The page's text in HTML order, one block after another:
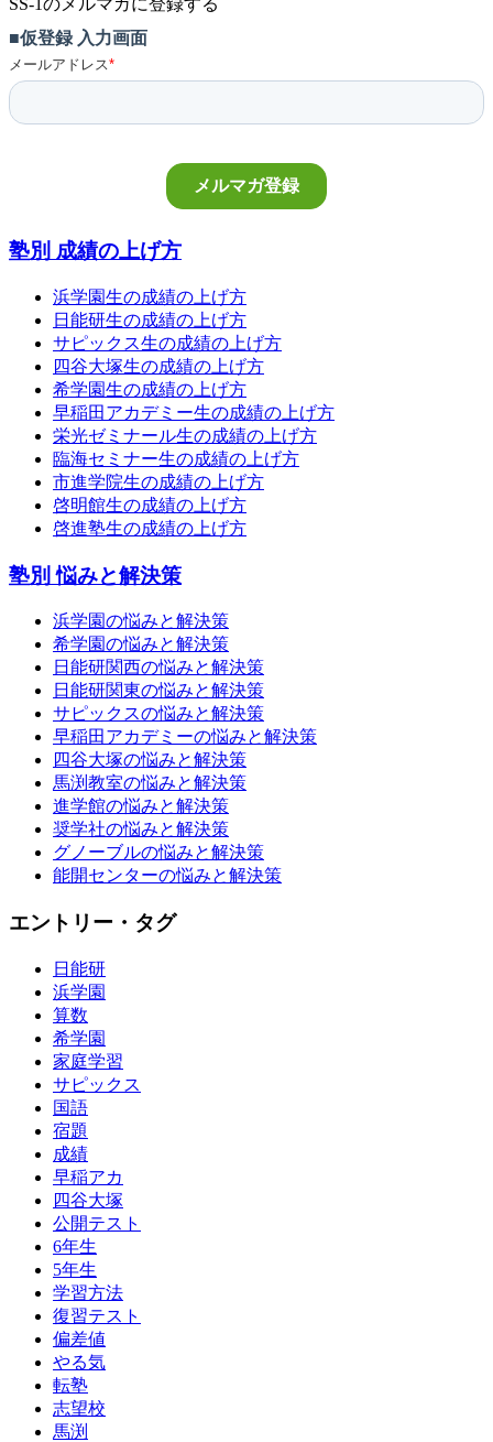
塾別 成績の上げ方
浜学園生の成績の上げ方
日能研生の成績の上げ方
サピックス生の成績の上げ方
四谷大塚生の成績の上げ方
希学園生の成績の上げ方
早稲田アカデミー生の成績の上げ方
栄光ゼミナール生の成績の上げ方
臨海セミナー生の成績の上げ方
市進学院生の成績の上げ方
啓明館生の成績の上げ方
啓進塾生の成績の上げ方
塾別 悩みと解決策
浜学園の悩みと解決策
希学園の悩みと解決策
日能研関西の悩みと解決策
日能研関東の悩みと解決策
サピックスの悩みと解決策
早稲田アカデミーの悩みと解決策
四谷大塚の悩みと解決策
馬渕教室の悩みと解決策
進学館の悩みと解決策
奨学社の悩みと解決策
グノーブルの悩みと解決策
能開センターの悩みと解決策
エントリー・タグ
日能研
浜学園
算数
希学園
家庭学習
サピックス
国語
宿題
成績
早稲アカ
四谷大塚
公開テスト
6年生
5年生
学習方法
復習テスト
偏差値
やる気
転塾
志望校
馬渕